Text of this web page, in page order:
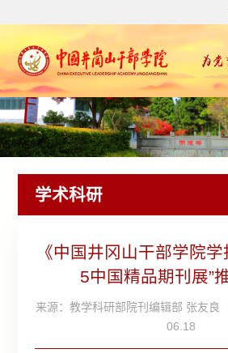
学术科研
《中国井冈山干部学院
5中国精品期刊展”
来源：教学科研部院刊编辑部 张友良
06.18